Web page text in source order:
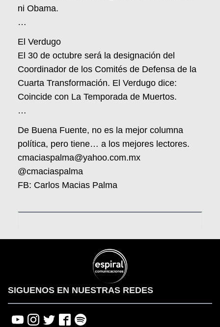
ni Obama.
…
El Verdugo
El 30 de octubre será la designación del
Coordinador de los Comités de Defensa de la
Cuarta Transformación. El Verdugo dice:
Coincide con La Temporada de Muertos.
…
De Buena Fuente, no es la mejor columna
política, pero tiene… a los mejores lectores.
cmaciaspalma@yahoo.com.mx
@cmaciaspalma
FB: Carlos Macias Palma
SIGUENOS EN NUESTRAS REDES